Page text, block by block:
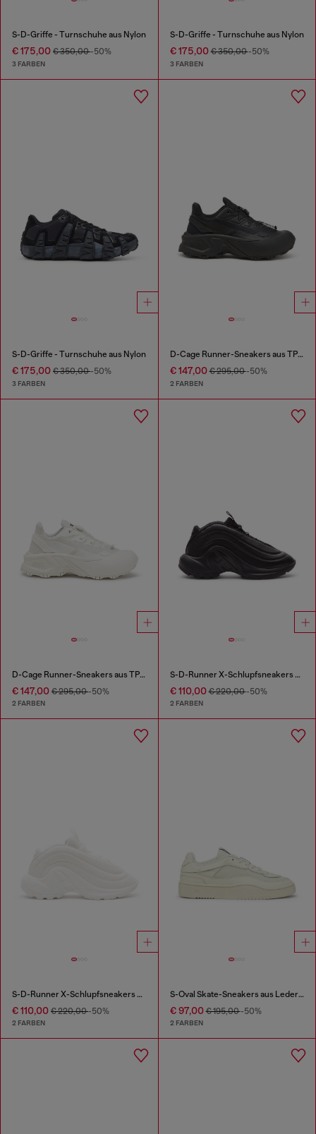
S-D-Griffe - Turnschuhe aus Nylon
€ 175,00 € 350,00-50%
3 FARBEN
S-D-Griffe - Turnschuhe aus Nylon
€ 175,00€ 350,00-50%
3 FARBEN
S-D-Griffe - Turnschuhe aus Nylon
€ 175,00 € 350,00-50%
3 FARBEN
D-Cage Runner-Sneakers aus TPU-besetztem Ripstop
€ 147,00€ 295,00-50%
2 FARBEN
D-Cage Runner-Sneakers aus TPU-besetztem Ripstop
€ 147,00 € 295,00-50%
2 FARBEN
S-D-Runner X-Schlupfsneakers mit mattem Oval D-Spann
€ 110,00€ 220,00-50%
2 FARBEN
S-D-Runner X-Schlupfsneakers mit mattem Oval D-Spann
€ 110,00 € 220,00-50%
2 FARBEN
S-Oval Skate-Sneakers aus Leder mit Einsatz aus Stoff
€ 97,00€ 195,00-50%
2 FARBEN